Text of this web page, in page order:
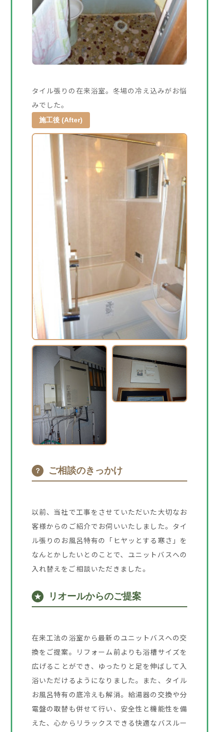
タイル張りの在来浴室。冬場の冷え込みがお悩
みでした。
施工後 (After)
？ ご相談のきっかけ
以前、当社で工事をさせていただいた大切なお
客様からのご紹介でお伺いいたしました。タイ
ル張りのお風呂特有の「ヒヤッとする寒さ」を
なんとかしたいとのことで、ユニットバスへの
入れ替えをご相談いただきました。
★ リオールからのご提案
在来工法の浴室から最新のユニットバスへの交
換をご提案。リフォーム前よりも浴槽サイズを
広げることができ、ゆったりと足を伸ばして入
浴いただけるようになりました。また、タイル
お風呂特有の底冷えも解消。給湯器の交換や分
電盤の取替も併せて行い、安全性と機能性を備
えた、心からリラックスできる快適なバスルー